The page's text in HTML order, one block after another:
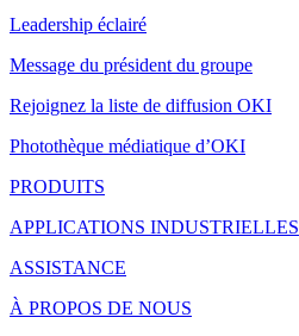
Leadership éclairé
Message du président du groupe
Rejoignez la liste de diffusion OKI
Photothèque médiatique d’OKI
PRODUITS
APPLICATIONS INDUSTRIELLES
ASSISTANCE
À PROPOS DE NOUS